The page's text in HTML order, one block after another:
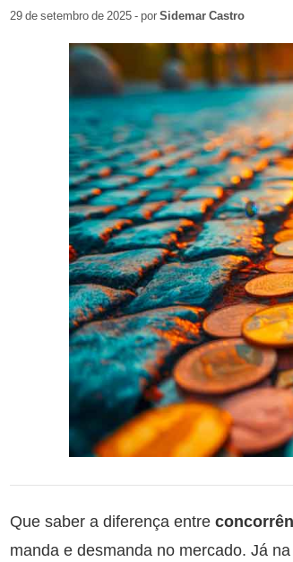
29 de setembro de 2025 - porSidemar Castro
Que saber a diferença entre
manda e desmanda no mercado. Já